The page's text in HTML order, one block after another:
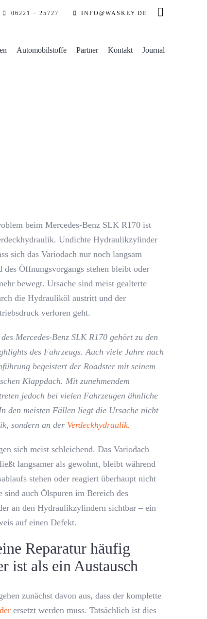
06221 – 25727 INFO@WASKEY.DE
Automobilstoffe Partner Kontakt Journal
beim Mercedes-Benz SLK R170 ist
Undichte Hydraulikzylinder
sich das Variodach nur noch langsam
des Öffnungsvorgangs stehen bleibt oder
bewegt. Ursache sind meist gealterte
die Hydrauliköl austritt und der
verloren geht.
Mercedes-Benz SLK R170 gehört zu den
des Fahrzeugs. Auch viele Jahre nach
begeistert der Roadster mit seinem
Klappdach. Mit zunehmendem
jedoch bei vielen Fahrzeugen ähnliche
den meisten Fällen liegt die Ursache nicht
sondern an der Verdeckhydraulik.
sich meist schleichend. Das Variodach
langsamer als gewohnt, bleibt während
stehen oder reagiert überhaupt nicht
sind auch Ölspuren im Bereich des
an den Hydraulikzylindern sichtbar – ein
auf einen Defekt.
Reparatur häufig
ist als ein Austausch
zunächst davon aus, dass der komplette
ersetzt werden muss. Tatsächlich ist dies